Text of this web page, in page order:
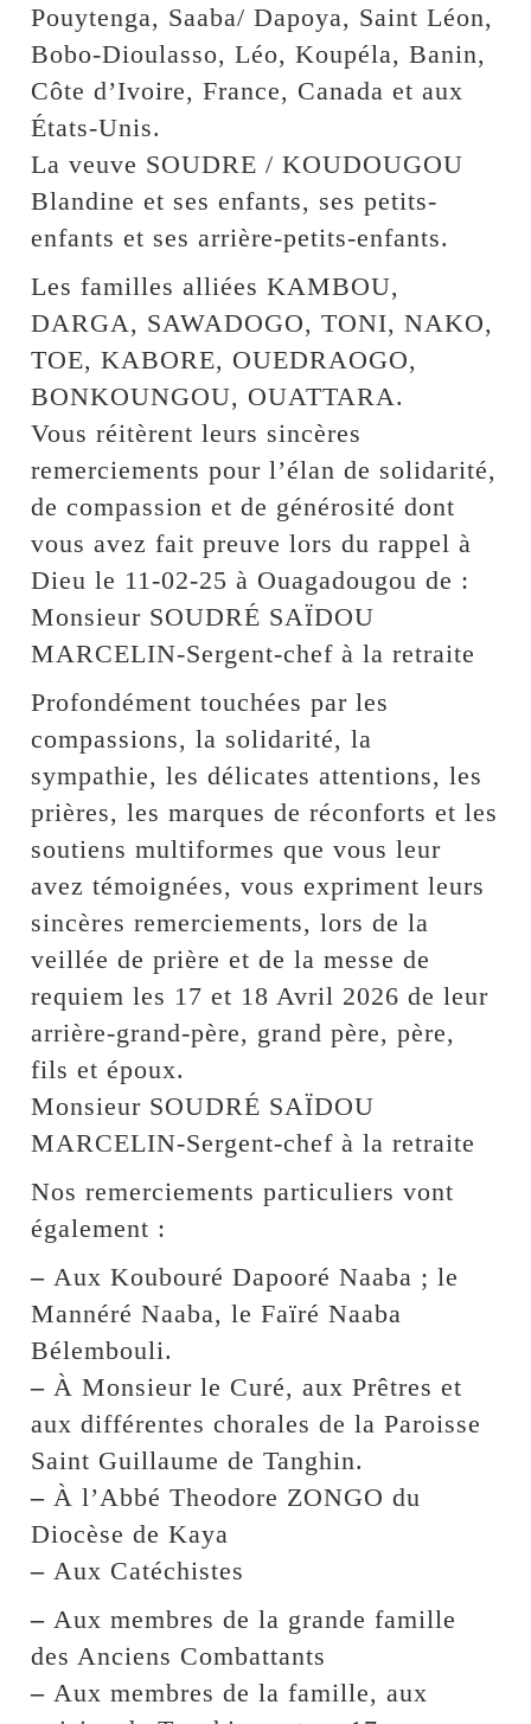
Pouytenga, Saaba/ Dapoya, Saint Léon,
Bobo-Dioulasso, Léo, Koupéla, Banin,
Côte d’Ivoire, France, Canada et aux
États-Unis.
La veuve SOUDRE / KOUDOUGOU
Blandine et ses enfants, ses petits-
enfants et ses arrière-petits-enfants.
Les familles alliées KAMBOU,
DARGA, SAWADOGO, TONI, NAKO,
TOE, KABORE, OUEDRAOGO,
BONKOUNGOU, OUATTARA.
Vous réitèrent leurs sincères
remerciements pour l’élan de solidarité,
de compassion et de générosité dont
vous avez fait preuve lors du rappel à
Dieu le 11-02-25 à Ouagadougou de :
Monsieur SOUDRÉ SAÏDOU
MARCELIN-Sergent-chef à la retraite
Profondément touchées par les
compassions, la solidarité, la
sympathie, les délicates attentions, les
prières, les marques de réconforts et les
soutiens multiformes que vous leur
avez témoignées, vous expriment leurs
sincères remerciements, lors de la
veillée de prière et de la messe de
requiem les 17 et 18 Avril 2026 de leur
arrière-grand-père, grand père, père,
fils et époux.
Monsieur SOUDRÉ SAÏDOU
MARCELIN-Sergent-chef à la retraite
Nos remerciements particuliers vont
également :
– Aux Koubouré Dapooré Naaba ; le
Mannéré Naaba, le Faïré Naaba
Bélembouli.
– À Monsieur le Curé, aux Prêtres et
aux différentes chorales de la Paroisse
Saint Guillaume de Tanghin.
– À l’Abbé Theodore ZONGO du
Diocèse de Kaya
– Aux Catéchistes
– Aux membres de la grande famille
des Anciens Combattants
– Aux membres de la famille, aux